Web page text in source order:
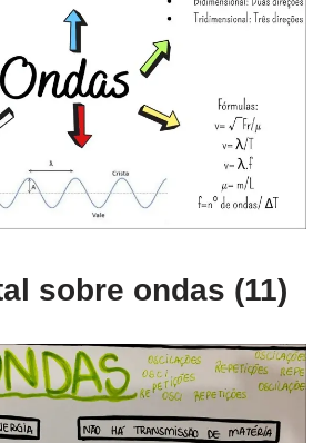
sobre ondas (11)